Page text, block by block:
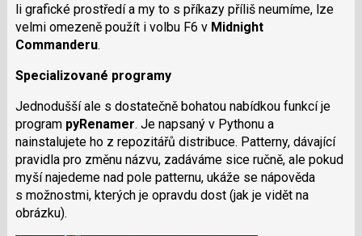
li grafické prostředí a my to s příkazy příliš neumíme, lze
velmi omezeně použít i volbu F6 v Midnight
Commanderu.
Specializované programy
Jednodušší ale s dostatečně bohatou nabídkou funkcí je
program pyRenamer. Je napsaný v Pythonu a
nainstalujete ho z repozitářů distribuce. Patterny, dávající
pravidla pro změnu názvu, zadáváme sice ručně, ale pokud
myší najedeme nad pole patternu, ukáže se nápověda
s možnostmi, kterých je opravdu dost (jak je vidět na
obrázku).